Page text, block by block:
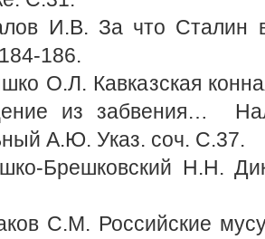
И.В. За что Сталин
186.
О.Л. Кавказская
из забвения…
А.Ю. Указ. соч. С.37.
Брешковский Н.Н.
С.М. Российские